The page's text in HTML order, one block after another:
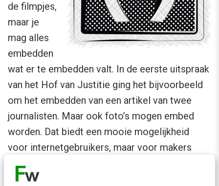
de filmpjes,
maar je
mag alles
embedden
wat er te embedden valt. In de eerste uitspraak
van het Hof van Justitie ging het bijvoorbeeld
om het embedden van een artikel van twee
journalisten. Maar ook foto’s mogen embed
worden. Dat biedt een mooie mogelijkheid
voor internetgebruikers, maar voor makers
hoeft dit niet per se een positieve ontwikkeling
te zijn. Het was tenslotte voor makers altijd al